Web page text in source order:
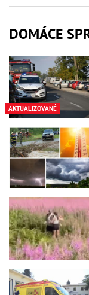
DOMÁCE
AKTUALIZOVANÉ